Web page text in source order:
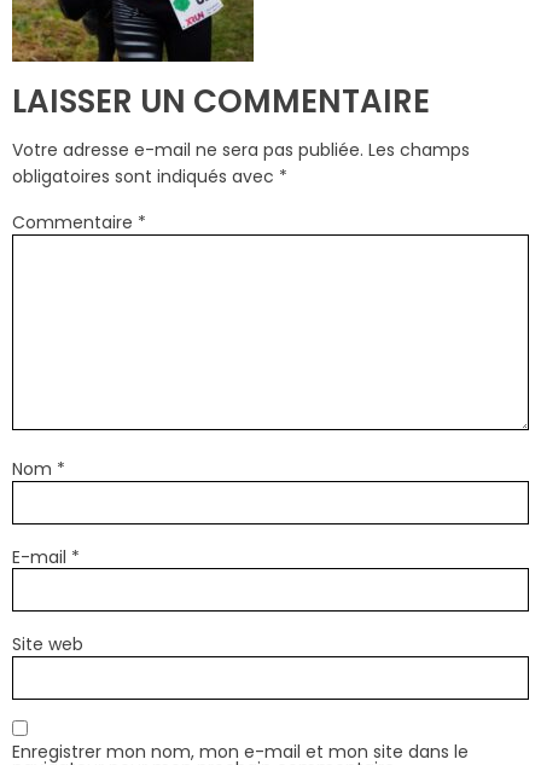
LAISSER UN COMMENTAIRE
Votre adresse e-mail ne sera pas publiée. Les champs
obligatoires sont indiqués avec *
Commentaire *
Nom *
E-mail *
Site web
Enregistrer mon nom, mon e-mail et mon site dans le